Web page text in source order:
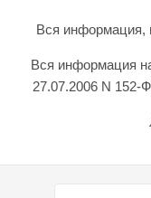
Вся информация,
Вся информация
27.07.2006 N